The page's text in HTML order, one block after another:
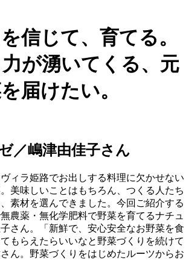
信じて、育てる。
が湧いてくる、元
届けたい。
／嶋津由佳子さん
ィラ姫路でお出しする料理に欠かせない
美味しいことはもちろん、つくる人たち
素材を選んできました。今回ご紹介する
農薬・無化学肥料で野菜を育てるナチュ
さん。「新鮮で、安心安全なお野菜を食
もらえたらいいなと野菜づくりを続けて
ん。野菜づくりをはじめたルーツからお